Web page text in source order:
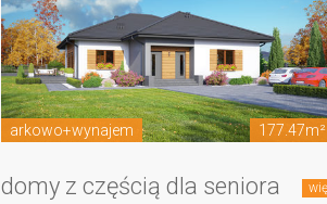
arkowo+wynajem 177.47m²
domy z częścią dla seniora